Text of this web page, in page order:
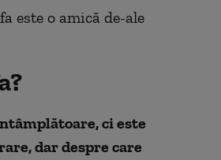
este o amică de-ale
ci este
dar despre care